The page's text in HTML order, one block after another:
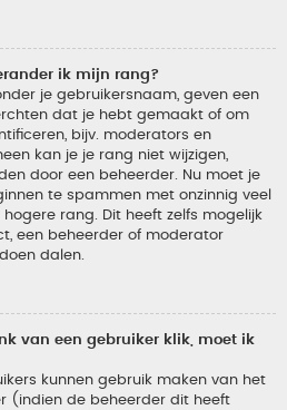
ik mijn rang?
je gebruikersnaam, geven een
dat je hebt gemaakt of om
bijv. moderators en
kan je je rang niet wijzigen,
door een beheerder. Nu moet je
te spammen met onzinnig veel
rang. Dit heeft zelfs mogelijk
een beheerder of moderator
dalen.
van een gebruiker klik, moet ik
kunnen gebruik maken van het
(indien de beheerder dit heeft